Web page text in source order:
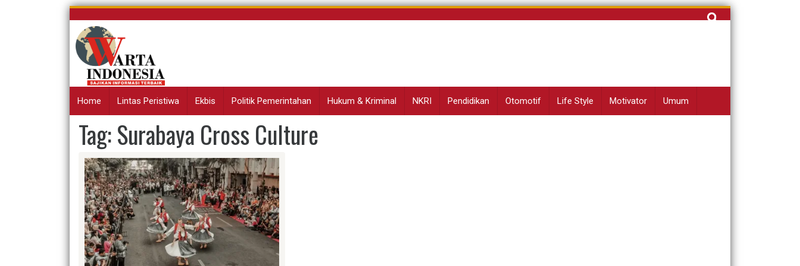
Skip
content
Cari
Home Lintas Peristiwa Ekbis Politik Pemerintahan Hukum & Kriminal NKRI Pendidikan Otomotif Life Style Motivator Umum
Tag:Surabaya Cross Culture